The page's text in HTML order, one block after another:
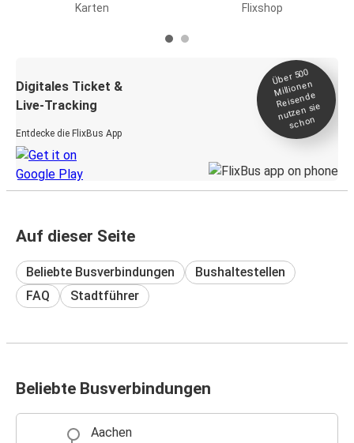
Karten
Flixshop
Digitales Ticket &
Live-Tracking
Entdecke die FlixBus App
Über 500
Millionen
Reisende
nutzen sie
schon
Auf dieser Seite
Beliebte Busverbindungen
Bushaltestellen
FAQ
Stadtführer
Beliebte Busverbindungen
Aachen